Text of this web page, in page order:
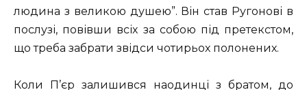
людина з великою душею”. Він став Ругонові в
послузі, повівши всіх за собою під претекстом,
що треба забрати звідси чотирьох полонених.
Коли П’єр залишився наодинці з братом, до